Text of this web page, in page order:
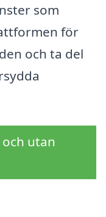
som
för
och ta del
utan